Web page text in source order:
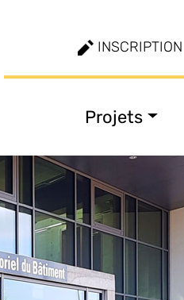
INSCRIPTION
Projets